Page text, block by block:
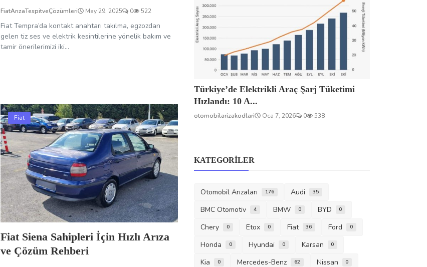
FiatArızaTespitveÇözümleri May 29, 2025 0 522
Fiat Tempra’da kontakt anahtarı takılma, egzozdan
gelen tiz ses ve elektrik kesintilerine yönelik bakım ve
tamir önerilerimizi iki...
Fiat
Fiat Siena Sahipleri İçin Hızlı Arıza
ve Çözüm Rehberi
Türkiye’de Elektrikli Araç Şarj Tüketimi
Hızlandı: 10 A...
otomobilarizakodlari Oca 7, 2026 0 538
KATEGORILER
Otomobil Arızaları 176 Audi 35
BMC Otomotiv 4 BMW 0 BYD 0
Chery 0 Etox 0 Fiat 36 Ford 0
Honda 0 Hyundai 0 Karsan 0
Kia 0 Mercedes-Benz 62 Nissan 0